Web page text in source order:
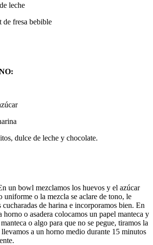
leche
de fresa bebible
dulce de leche y chocolate.
un bowl mezclamos los huevos y el azúcar
uniforme o la mezcla se aclare de tono, le
cucharadas de harina e incorporamos bien. En
horno o asadera colocamos un papel manteca y
o algo para que no se pegue, tiramos la
a un horno medio durante 15 minutos